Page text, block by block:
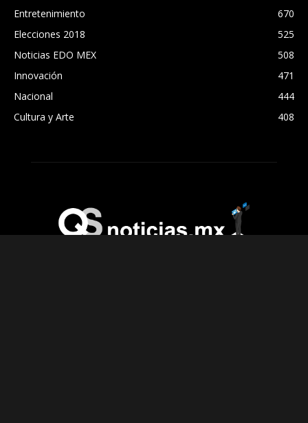
Entretenimiento
670
Elecciones 2018
525
Noticias EDO MEX
508
Innovación
471
Nacional
444
Cultura y Arte
408